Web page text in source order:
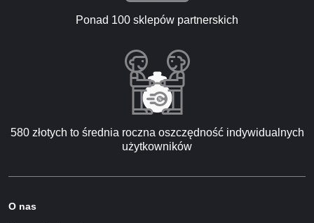
Ponad 100 sklepów partnerskich
580 złotych to średnia roczna oszczędność indywidualnych
użytkowników
O nas